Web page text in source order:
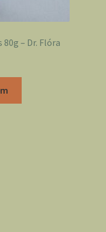
– Dr. Flóra